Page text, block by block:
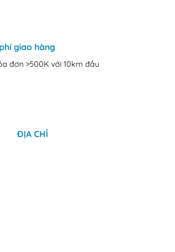
giao hàng
đơn >500K với 10km đầu
ĐỊA CHỈ